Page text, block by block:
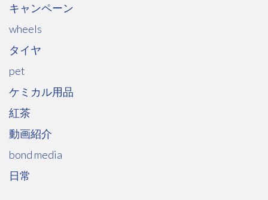
キャンペーン
wheels
タイヤ
pet
ケミカル用品
紅茶
動画紹介
bond media
日常